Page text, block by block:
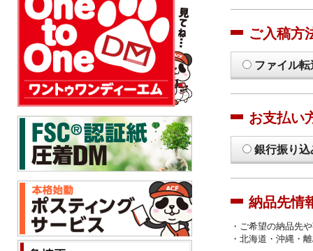
ご入稿方
ファイル
お支払い
銀行振り込
納品先情
・ご希望の納品先
・北海道・沖縄・